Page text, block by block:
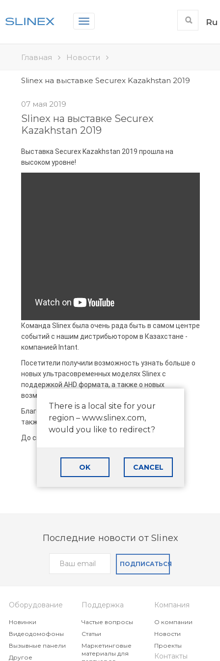
Toggle
navigation
Ru
Главная Новости
Slinex на выставке Securex Kazakhstan 2019
07 мая 2019
Slinex на выставке Securex
Kazakhstan 2019
Выставка Securex Kazakhstan 2019 прошла на
высоком уровне!
Команда Slinex была очень рада быть в самом центре
событий с нашим дистрибьютором в Казахстане -
компанией Intant.
Посетители получили возможность узнать больше о
новых ультрасовременных моделях Slinex с
поддержкой AHD формата, а также о новых
возможностях всей линейки оборудования.
Благодарим Вас за интерес к нашей продукции, а
также за вопросы и предложения.
До скорой встречи!
There is a local site for your
region – www.slinex.com,
would you like to redirect?
OK CANCEL
Последние новости от Slinex
ПОДПИСАТЬСЯ
Оборудование
Новинки
Видеодомофоны
Вызывные панели
Другое
Поддержка
Частые вопросы
Статьи
Маркетинговые
материалы для
Компания
О компании
Новости
Проекты
Контакты